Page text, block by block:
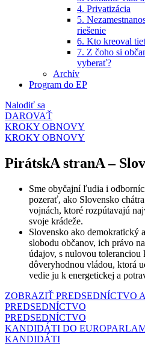
4. Privatizácia
5.
riešenie
6. Kto kreoval
7. Z čoho si
vyberať?
Archív
Program do EP
Nalodiť sa
DAROVAŤ
KROKY OBNOVY
KROKY OBNOVY
PirátskA stranA –
Sme obyčajní ľudia i
pozerať, ako Slovensko
vojnách, ktoré rozpútavajú
svoje krádeže.
Slovensko ako demokratický
slobodu občanov, ich právo
údajov, s nulovou toleranciou
dôveryhodnou vládou, ktorá
vedie ju k energetickej a
ZOBRAZIŤ PREDSEDNÍCTVO
PREDSEDNÍCTVO
PREDSEDNÍCTVO
KANDIDÁTI DO
KANDIDÁTI